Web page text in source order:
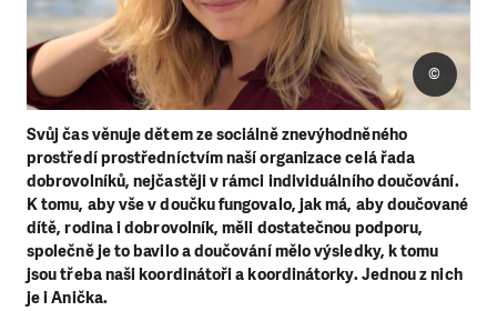
Svůj čas věnuje dětem ze sociálně znevýhodněného
prostředí prostředníctvím naší organizace celá řada
dobrovolníků, nejčastěji v rámci individuálního doučování.
K tomu, aby vše v doučku fungovalo, jak má, aby doučované
dítě, rodina i dobrovolník, měli dostatečnou podporu,
společně je to bavilo a doučování mělo výsledky, k tomu
jsou třeba naši koordinátoři a koordinátorky. Jednou z nich
je i Anička.
©